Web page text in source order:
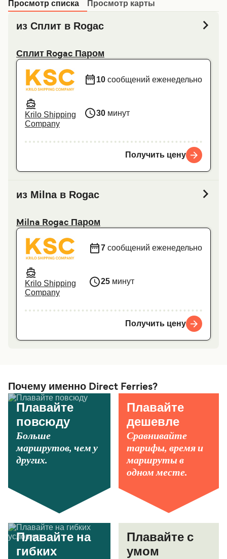
Просмотр списка Просмотр карты
из Сплит в Rogac
Сплит Rogac Паром
Krilo Shipping
Company
10 сообщений еженедельно
30 минут
Получить цену
из Milna в Rogac
Milna Rogac Паром
Krilo Shipping
Company
7 сообщений еженедельно
25 минут
Получить цену
Почему именно Direct Ferries?
Плавайте
повсюду
Больше
маршрутов, чем у
других.
Плавайте
дешевле
Сравнивайте
тарифы, время и
маршруты в
одном месте.
Плавайте на
гибких
Плавайте с
умом